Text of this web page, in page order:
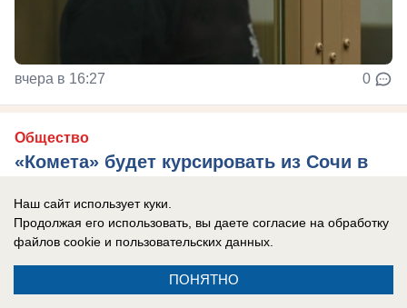
вчера в 16:27 0
Общество
«Комета» будет курсировать из Сочи в
В Сочи увеличили число морских рейсов в
Абхазию
Наш сайт использует куки.
Продолжая его использовать, вы даете согласие на обработку
файлов cookie и пользовательских данных.
ПОНЯТНО